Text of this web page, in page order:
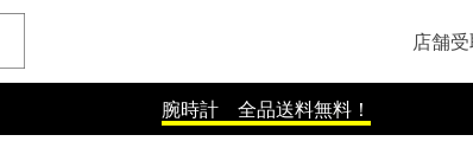
店舗
腕時計 全品送料無料！